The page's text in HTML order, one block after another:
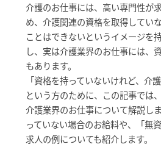
介護のお仕事には、高い専門性が
め、介護関連の資格を取得してい
ことはできないというイメージを
し、実は介護業界のお仕事には、
もあります。
「資格を持っていないけれど、介
という方のために、この記事では
介護業界のお仕事について解説し
っていない場合のお給料や、「無
求人の例についても紹介します。